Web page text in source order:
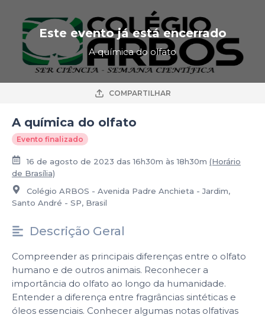
Este evento já está encerrado
A química do olfato
COMPARTILHAR
A química do olfato
Evento finalizado
16 de agosto de 2023 das 16h30m às 18h30m (Horário
de Brasília)
Colégio ARBOS - Avenida Padre Anchieta - Jardim,
Santo André - SP, Brasil
Descrição Geral
Compreender as principais diferenças entre o olfato
humano e de outros animais. Reconhecer a
importância do olfato ao longo da humanidade.
Entender a diferença entre fragrâncias sintéticas e
óleos essenciais. Conhecer algumas notas olfativas